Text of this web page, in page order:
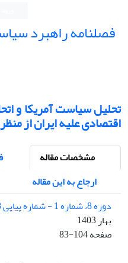
فصلنامه راهبرد
تحلیل سیاست آمریکا و
اقتصادی علیه ایران از
مشخصات مقاله
ارجاع به این مقاله
دوره 8، شماره 1 - شماره پیاپی 28
بهار 1403
صفحه83-104